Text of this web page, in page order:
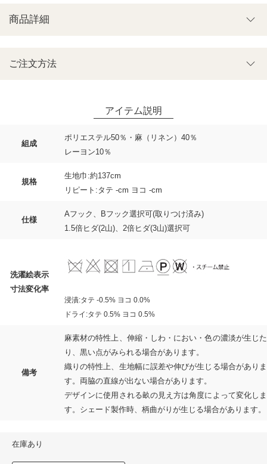
組成
ポリエステル50％・麻（リネン）40％
レーヨン10％
規格
生地巾:約137cm
リピート:タテ -cm ヨコ -cm
仕様
Aフック、Bフック選択可(取りつけ済み)
1.5倍ヒダ(2山)、2倍ヒダ(3山)選択可
洗濯絵表示
寸法変化率
浸漬:タテ -0.5% ヨコ 0.0%
ドライ:タテ 0.5% ヨコ 0.5%
備考
麻素材の特性上、伸縮・しわ・におい・色の濃淡が生じた
り、黒い点がみられる場合があります。
織りの特性上、生地幅に誤差や伸びが生じる場合がありま
す。両脇の直線が出ない場合があります。
デザインに使用される畝の見え方は角度によって変化しま
す。シェード製作時、柄曲がりが生じる場合があります。
在庫あり
ご注文方法
商品詳細